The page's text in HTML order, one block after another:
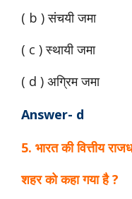
( b ) संचयी जमा
( c ) स्थायी जमा
( d ) अग्रिम जमा
Answer- d
5. भारत की वित्तीय
शहर को कहा गया है ?